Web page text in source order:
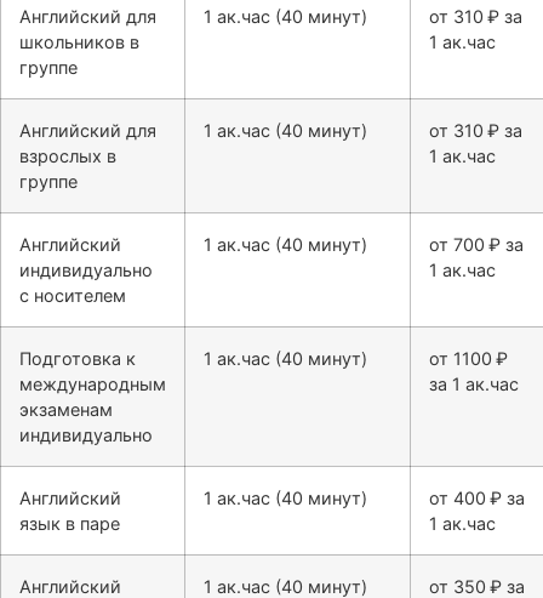
Английский для
школьников в
группе
1 ак.час (40 минут)
от 310 ₽ за
1 ак.час
Английский для
взрослых в
группе
1 ак.час (40 минут)
от 310 ₽ за
1 ак.час
Английский
индивидуально
с носителем
1 ак.час (40 минут)
от 700 ₽ за
1 ак.час
Подготовка к
международным
экзаменам
индивидуально
1 ак.час (40 минут)
от 1100 ₽
за 1 ак.час
Английский
язык в паре
1 ак.час (40 минут)
от 400 ₽ за
1 ак.час
Английский
1 ак.час (40 минут)
от 350 ₽ за